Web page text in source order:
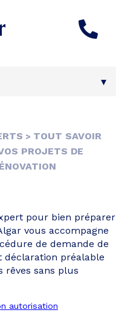
> TOUT SAVOIR
PROJETS DE
pour bien préparer
vous accompagne
de demande de
préalable
rêves sans plus
autorisation